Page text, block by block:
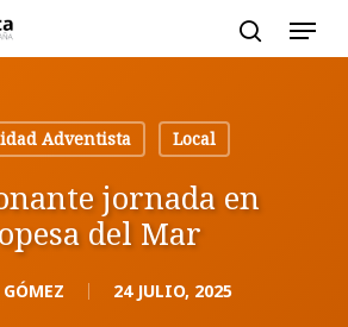
Adventista
Local
jornada en
del Mar
24 JULIO, 2025